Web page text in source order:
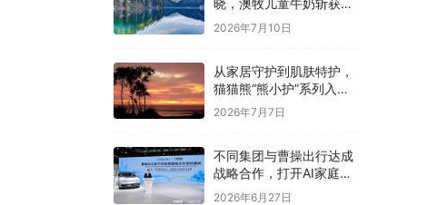
晓，澳牧儿童牛奶斩获母
婴亲子类优秀奖
2026年7月10日
从家居守护到肌肤特护，
猫猫熊“熊小护”系列入局
婴童敏肌洗护赛道
2026年7月7日
不同集团与曹操出行达成
战略合作，打开AI家庭生
态的想象空间
2026年6月27日